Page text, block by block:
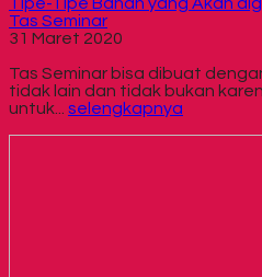
Tipe-Tipe Bahan yang Akan
Tas Seminar
31 Maret 2020
Tas Seminar bisa dibuat
tidak lain dan tidak bukan
untuk... selengkapnya